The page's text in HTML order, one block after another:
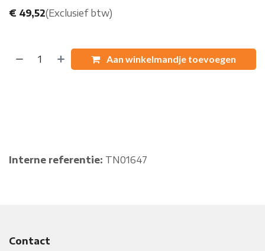
€ 49,52(Exclusief btw)
Aan winkelmandje toevoegen
Interne referentie: TN01647
Contact